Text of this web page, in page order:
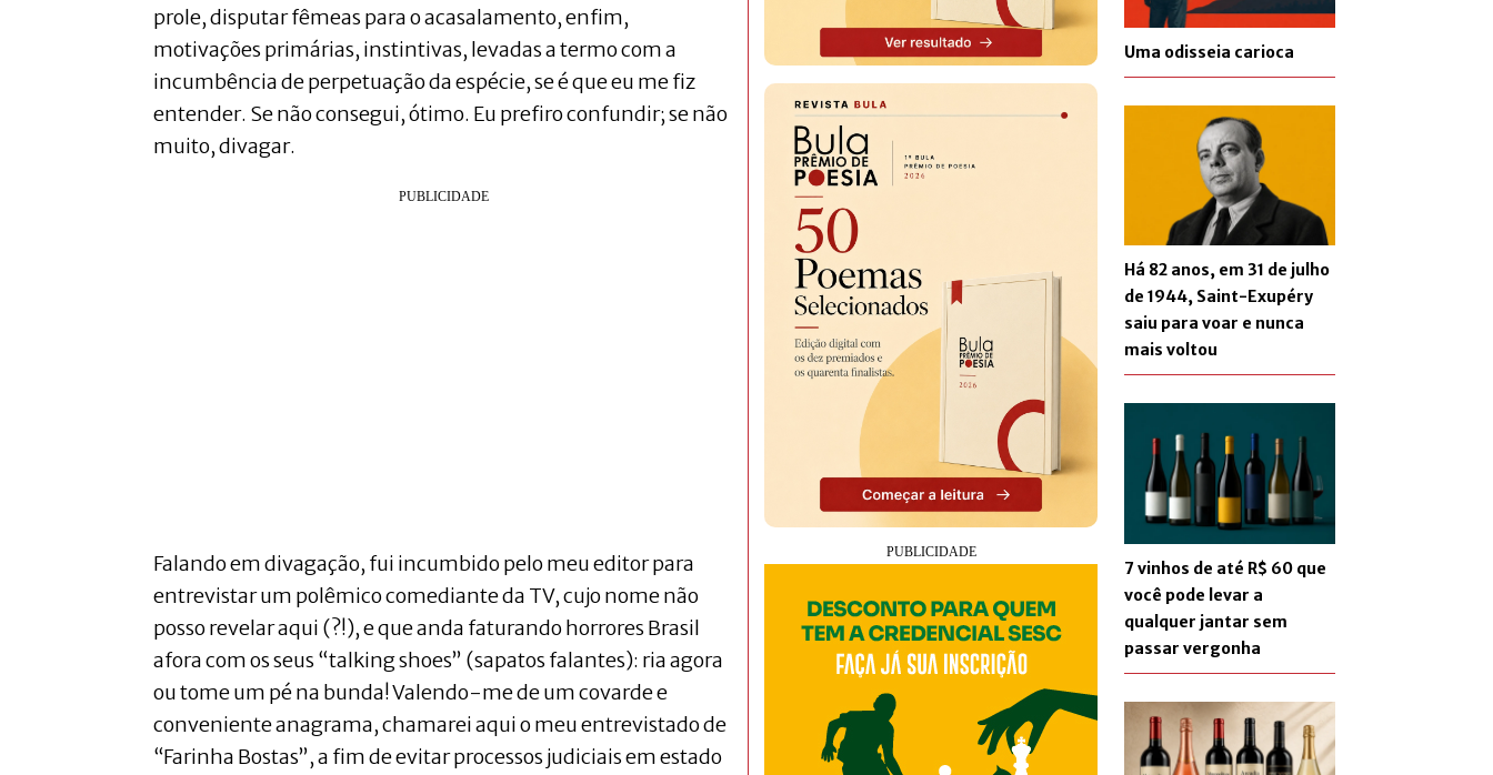
prole, disputar fêmeas para o acasalamento, enfim,
motivações primárias, instintivas, levadas a termo com a
incumbência de perpetuação da espécie, se é que eu me fiz
entender. Se não consegui, ótimo. Eu prefiro confundir; se não
muito, divagar.
Falando em divagação, fui incumbido pelo meu editor para
entrevistar um polêmico comediante da TV, cujo nome não
posso revelar aqui (?!), e que anda faturando horrores Brasil
afora com os seus “talking shoes” (sapatos falantes): ria agora
ou tome um pé na bunda! Valendo-me de um covarde e
conveniente anagrama, chamarei aqui o meu entrevistado de
“Farinha Bostas”, a fim de evitar processos judiciais em estado
Uma odisseia carioca
Há 82 anos, em 31 de julho
de 1944, Saint-Exupéry
saiu para voar e nunca
mais voltou
7 vinhos de até R$ 60 que
você pode levar a
qualquer jantar sem
passar vergonha